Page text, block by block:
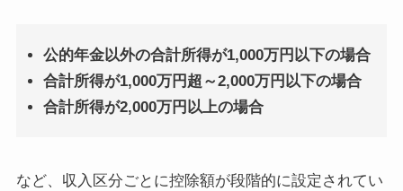
公的年金以外の合計所得が1,000万円以下の場合
合計所得が1,000万円超～2,000万円以下の場合
合計所得が2,000万円以上の場合
など、収入区分ごとに控除額が段階的に設定されてい